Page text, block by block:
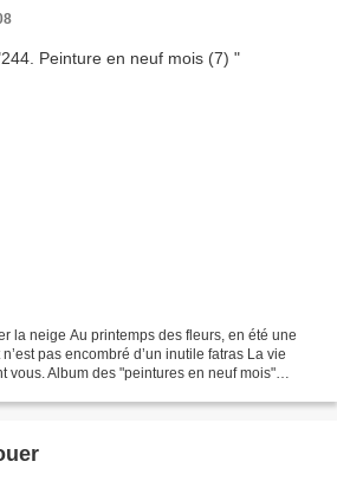
la neige Au printemps des fleurs, en été une
pas encombré d’un inutile fatras La vie
vous. Album des "peintures en neuf mois"